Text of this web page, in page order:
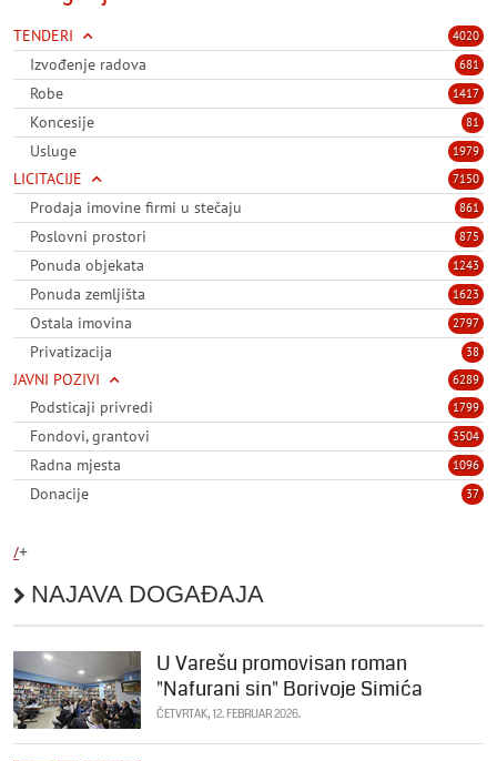
4020
TENDERI
681
Izvođenje radova
1417
Robe
81
Koncesije
1979
Usluge
7150
LICITACIJE
861
Prodaja imovine firmi u stečaju
875
Poslovni prostori
1243
Ponuda objekata
1623
Ponuda zemljišta
2797
Ostala imovina
38
Privatizacija
6289
JAVNI POZIVI
1799
Podsticaji privredi
3504
Fondovi, grantovi
1096
Radna mjesta
37
Donacije
/+
NAJAVA DOGAĐAJA
U Varešu promovisan roman
"Nafurani sin" Borivoje Simića
ČETVRTAK, 12. FEBRUAR 2026.